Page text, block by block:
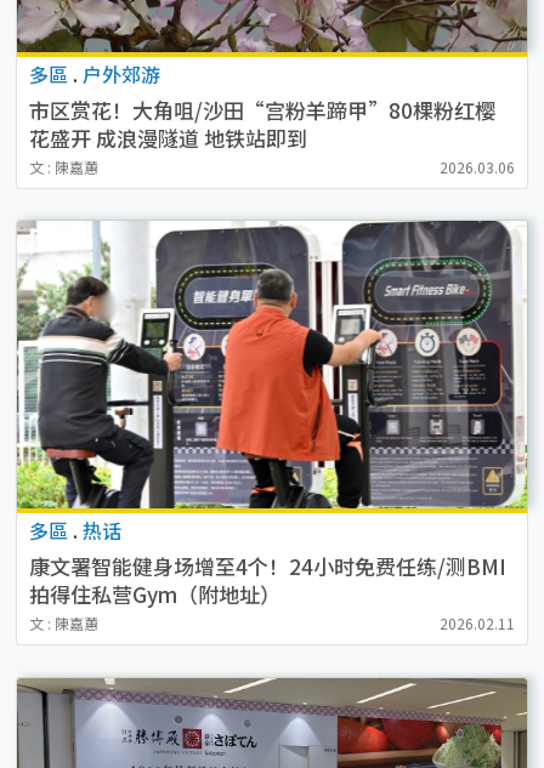
多區 . 户外郊游
市区赏花！大角咀/沙田“宫粉羊蹄甲”80棵粉红樱
花盛开 成浪漫隧道 地铁站即到
文 : 陳嘉蕙 2026.03.06
多區 . 热话
康文署智能健身场增至4个！24小时免费任练/测BMI
拍得住私营Gym（附地址）
文 : 陳嘉蕙 2026.02.11